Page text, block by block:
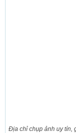
Địa chỉ chụp ảnh uy tín,